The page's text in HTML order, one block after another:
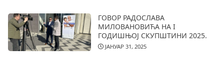
ГОВОР РАДОСЛАВА
МИЛОВАНОВИЋА НА I
ГОДИШЊОЈ СКУПШТИНИ 2025.
ЈАНУАР 31, 2025